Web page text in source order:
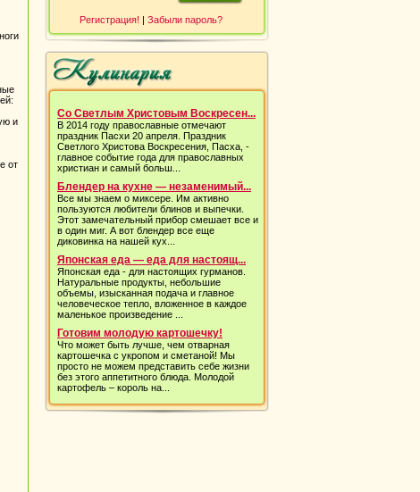
и
от
Регистрация! | Забыли пароль?
Со Светлым Христовым Воскресен...
В 2014 году православные отмечают
праздник Пасхи 20 апреля. Праздник
Светлого Христова Воскресения, Пасха, -
главное событие года для православных
христиан и самый больш...
Блендер на кухне — незаменимый...
Все мы знаем о миксере. Им активно
пользуются любители блинов и выпечки.
Этот замечательный прибор смешает все и
в один миг. А вот блендер все еще
диковинка на нашей кух...
Японская еда — еда для настоящ...
Японская еда - для настоящих гурманов.
Натуральные продукты, небольшие
объемы, изысканная подача и главное
человеческое тепло, вложенное в каждое
маленькое произведение ...
Готовим молодую картошечку!
Что может быть лучше, чем отварная
картошечка с укропом и сметаной! Мы
просто не можем представить себе жизни
без этого аппетитного блюда. Молодой
картофель – король на...